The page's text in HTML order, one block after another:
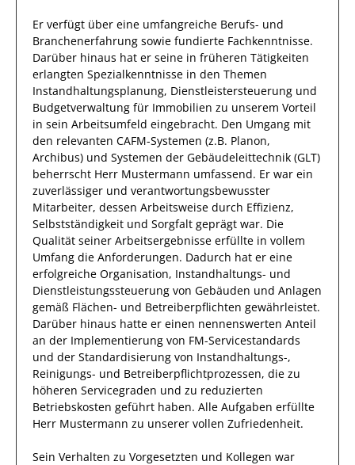
Er verfügt über eine umfangreiche Berufs- und
Branchenerfahrung sowie fundierte Fachkenntnisse.
Darüber hinaus hat er seine in früheren Tätigkeiten
erlangten Spezialkenntnisse in den Themen
Instandhaltungsplanung, Dienstleistersteuerung und
Budgetverwaltung für Immobilien zu unserem Vorteil
in sein Arbeitsumfeld eingebracht. Den Umgang mit
den relevanten CAFM-Systemen (z.B. Planon,
Archibus) und Systemen der Gebäudeleittechnik (GLT)
beherrscht Herr Mustermann umfassend. Er war ein
zuverlässiger und verantwortungsbewusster
Mitarbeiter, dessen Arbeitsweise durch Effizienz,
Selbstständigkeit und Sorgfalt geprägt war. Die
Qualität seiner Arbeitsergebnisse erfüllte in vollem
Umfang die Anforderungen. Dadurch hat er eine
erfolgreiche Organisation, Instandhaltungs- und
Dienstleistungssteuerung von Gebäuden und Anlagen
gemäß Flächen- und Betreiberpflichten gewährleistet.
Darüber hinaus hatte er einen nennenswerten Anteil
an der Implementierung von FM-Servicestandards
und der Standardisierung von Instandhaltungs-,
Reinigungs- und Betreiberpflichtprozessen, die zu
höheren Servicegraden und zu reduzierten
Betriebskosten geführt haben. Alle Aufgaben erfüllte
Herr Mustermann zu unserer vollen Zufriedenheit.
Sein Verhalten zu Vorgesetzten und Kollegen war